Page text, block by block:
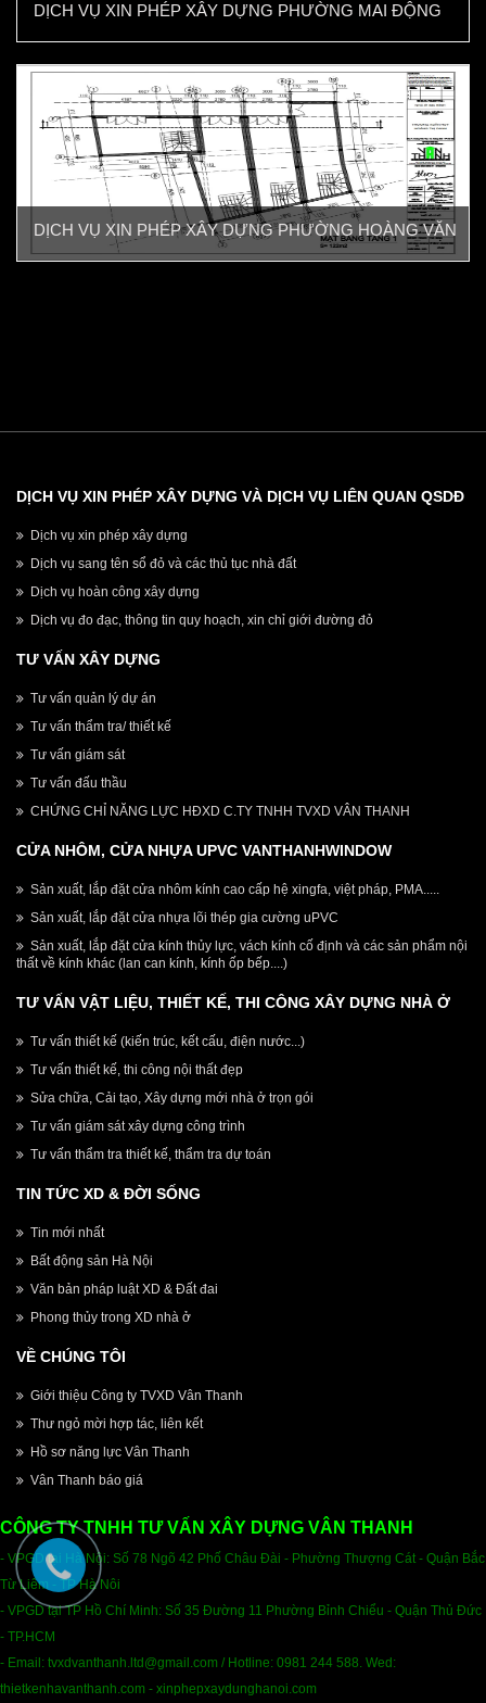
DỊCH VỤ XIN PHÉP XÂY DỰNG PHƯỜNG MAI ĐỘNG
DỊCH VỤ XIN PHÉP XÂY DỰNG PHƯỜNG HOÀNG VĂN
THỤ QUẬN HOÀNG MAI
DỊCH VỤ XIN PHÉP XÂY DỰNG VÀ DỊCH VỤ LIÊN QUAN QSDĐ
Dịch vụ xin phép xây dựng
Dịch vụ sang tên sổ đỏ và các thủ tục nhà đất
Dịch vụ hoàn công xây dựng
Dịch vụ đo đạc, thông tin quy hoạch, xin chỉ giới đường đỏ
TƯ VẤN XÂY DỰNG
Tư vấn quản lý dự án
Tư vấn thẩm tra/ thiết kế
Tư vấn giám sát
Tư vấn đấu thầu
CHỨNG CHỈ NĂNG LỰC HĐXD C.TY TNHH TVXD VÂN THANH
CỬA NHÔM, CỬA NHỰA UPVC VANTHANHWINDOW
Sản xuất, lắp đặt cửa nhôm kính cao cấp hệ xingfa, việt pháp, PMA.....
Sản xuất, lắp đặt cửa nhựa lõi thép gia cường uPVC
Sản xuất, lắp đặt cửa kính thủy lực, vách kính cố định và các sản phẩm nội
thất về kính khác (lan can kính, kính ốp bếp....)
TƯ VẤN VẬT LIỆU, THIẾT KẾ, THI CÔNG XÂY DỰNG NHÀ Ở
Tư vấn thiết kế (kiến trúc, kết cấu, điện nước...)
Tư vấn thiết kế, thi công nội thất đẹp
Sửa chữa, Cải tạo, Xây dựng mới nhà ở trọn gói
Tư vấn giám sát xây dựng công trình
Tư vấn thẩm tra thiết kế, thẩm tra dự toán
TIN TỨC XD & ĐỜI SỐNG
Tin mới nhất
Bất động sản Hà Nội
Văn bản pháp luật XD & Đất đai
Phong thủy trong XD nhà ở
VỀ CHÚNG TÔI
Giới thiệu Công ty TVXD Vân Thanh
Thư ngỏ mời hợp tác, liên kết
Hồ sơ năng lực Vân Thanh
Vân Thanh báo giá
CÔNG TY TNHH TƯ VẤN XÂY DỰNG VÂN THANH
- VPGD tại Hà Nội: Số 78 Ngõ 42 Phố Châu Đài - Phường Thượng Cát - Quận Bắc
Từ Liêm - TP Hà Nôi
- VPGD tại TP Hồ Chí Minh: Số 35 Đường 11 Phường Bỉnh Chiểu - Quận Thủ Đức
- TP.HCM
- Email : tvxdvanthanh.ltd@gmail.com / Hotline: 0981 244 588. Wed:
thietkenhavanthanh.com - xinphepxaydunghanoi.com